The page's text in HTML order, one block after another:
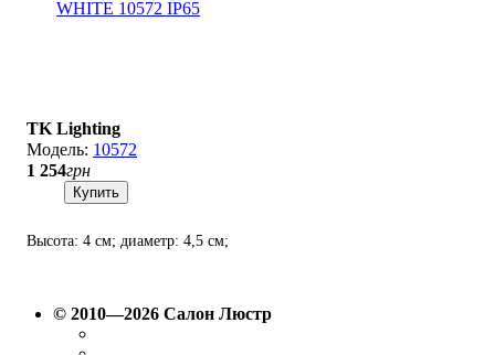
TK Lighting
10572
1 254грн
Купить
Высота: 4 см; диаметр: 4,5 см;
© 2010—2026 Салон Люстр